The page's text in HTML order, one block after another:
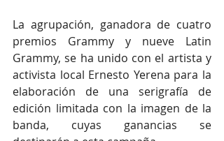
La agrupación, ganadora de cuatro
premios Grammy y nueve Latin
Grammy, se ha unido con el artista y
activista local Ernesto Yerena para la
elaboración de una serigrafía de
edición limitada con la imagen de la
banda, cuyas ganancias se